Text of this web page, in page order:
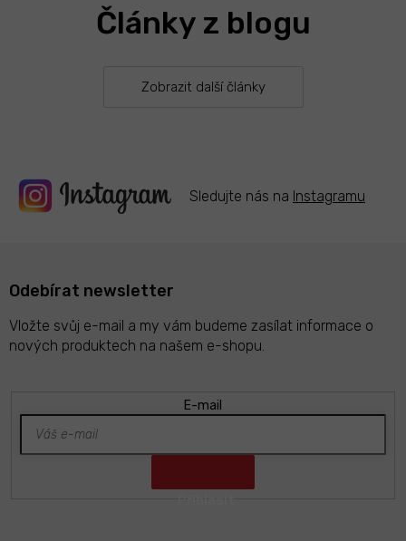
d
a
p
p
Články z blogu
Zobrazit další články
Sledujte nás na Instagramu
Odebírat newsletter
Vložte svůj e-mail a my vám budeme zasílat informace o
nových produktech na našem e-shopu.
E-mail